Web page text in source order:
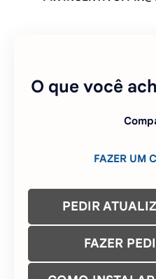
O que você
FAZER UM
PEDIR
FAZER